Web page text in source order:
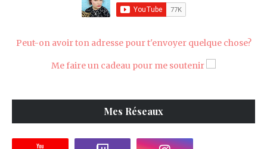
Peut-on avoir ton adresse pour t'envoyer quelque chose?
Me faire un cadeau pour me soutenir
Mes Réseaux